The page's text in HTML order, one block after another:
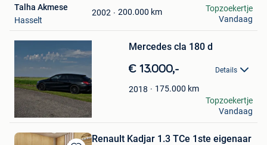
Favorieten
2002 200.000 km
Talha Akmese
Hasselt
Topzoekertje
Vandaag
Mijn
Mercedes cla 180 d
€ 13.000,- Details
2018 175.000 km
Xander De Greyt
Sinaai
Topzoekertje
Vandaag
Renault Kadjar 1.3 TCe 1ste eigenaar